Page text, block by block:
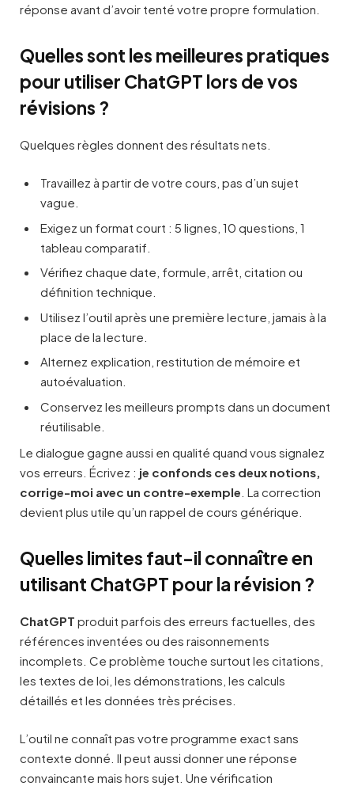
réponse avant d’avoir tenté votre propre formulation.
Quelles sont les meilleures pratiques
pour utiliser ChatGPT lors de vos
révisions ?
Quelques règles donnent des résultats nets.
Travaillez à partir de votre cours, pas d’un sujet
vague.
Exigez un format court : 5 lignes, 10 questions, 1
tableau comparatif.
Vérifiez chaque date, formule, arrêt, citation ou
définition technique.
Utilisez l’outil après une première lecture, jamais à la
place de la lecture.
Alternez explication, restitution de mémoire et
autoévaluation.
Conservez les meilleurs prompts dans un document
réutilisable.
Le dialogue gagne aussi en qualité quand vous signalez
vos erreurs. Écrivez : je confonds ces deux notions,
corrige-moi avec un contre-exemple . La correction
devient plus utile qu’un rappel de cours générique.
Quelles limites faut-il connaître en
utilisant ChatGPT pour la révision ?
ChatGPT produit parfois des erreurs factuelles, des
références inventées ou des raisonnements
incomplets. Ce problème touche surtout les citations,
les textes de loi, les démonstrations, les calculs
détaillés et les données très précises.
L’outil ne connaît pas votre programme exact sans
contexte donné. Il peut aussi donner une réponse
convaincante mais hors sujet. Une vérification